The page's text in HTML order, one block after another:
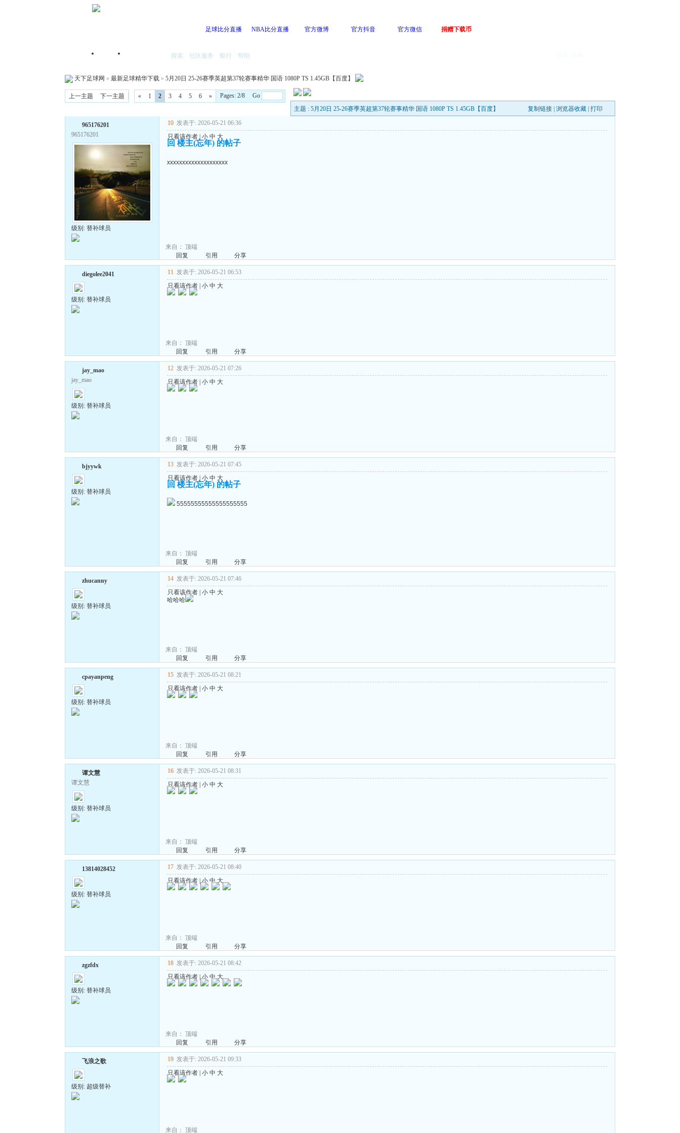
足球比分直播 NBA比分直播 官方微博 官方抖音 官方微信 捐赠下载币
首页 搜索 社区服务 银行 帮助
天下足球网 » 最新足球精华下载 » 5月20日 25-26赛季英超第37轮赛事精华 国语 1080P TS 1.45GB【百度】
上一主题 下一主题 « 1 2 3 4 5 6 »
Pages: 2/8 Go
主题 : 5月20日 25-26赛季英超第37轮赛事精华 国语 1080P TS 1.45GB【百度】
复制链接| 浏览器收藏| 打印
965176201
965176201
级别: 替补球员
10 发表于: 2026-05-21 06:36
只看该作者| 小 中 大
回 楼主(忘年) 的帖子
xxxxxxxxxxxxxxxxxxxx
来自： 顶端
回复
引用 分享
diegolee2041
级别: 替补球员
11 发表于: 2026-05-21 06:53
只看该作者| 小 中 大
来自： 顶端
回复
引用 分享
jay_mao
jay_mao
级别: 替补球员
12 发表于: 2026-05-21 07:26
只看该作者| 小 中 大
来自： 顶端
回复
引用 分享
bjyywk
级别: 替补球员
13 发表于: 2026-05-21 07:45
只看该作者| 小 中 大
回 楼主(忘年) 的帖子
55555555555555555555
来自： 顶端
回复
引用 分享
zhucanny
级别: 替补球员
14 发表于: 2026-05-21 07:46
只看该作者| 小 中 大
哈哈哈
来自： 顶端
回复
引用 分享
cpayanpeng
级别: 替补球员
15 发表于: 2026-05-21 08:21
只看该作者| 小 中 大
来自： 顶端
回复
引用 分享
谭文慧
谭文慧
级别: 替补球员
16 发表于: 2026-05-21 08:31
只看该作者| 小 中 大
来自： 顶端
回复
引用 分享
13814028452
级别: 替补球员
17 发表于: 2026-05-21 08:40
只看该作者|小 中 大
来自： 顶端
回复
引用 分享
zgzfdx
级别: 替补球员
18 发表于: 2026-05-21 08:42
只看该作者|小 中 大
来自： 顶端
回复
引用 分享
飞浪之歌
级别: 超级替补
19 发表于: 2026-05-21 09:33
只看该作者| 小 中 大
来自： 顶端